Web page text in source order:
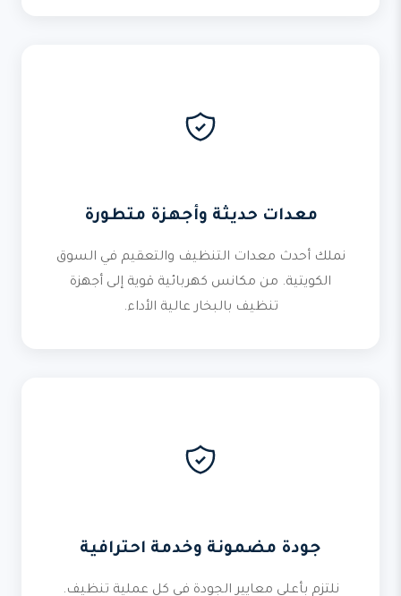
معدات حديثة وأجهزة متطورة
نملك أحدث معدات التنظيف والتعقيم في السوق
الكويتية. من مكانس كهربائية قوية إلى أجهزة
تنظيف بالبخار عالية الأداء.
جودة مضمونة وخدمة احترافية
نلتزم بأعلى معايير الجودة في كل عملية تنظيف.